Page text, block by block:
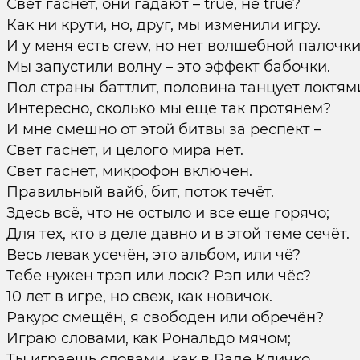
Свет гаснет, они гадают – true, не true?
Как ни крути, но, друг, мы изменили игру.
И у меня есть crew, но нет волшебной
Мы запустили волну – это эффект бабочки.
Пол страны баттлит, половина танцует
Интересно, сколько мы еще так протянем?
И мне смешно от этой битвы за респект –
Свет гаснет, и целого мира нет.
Свет гаснет, микрофон включен.
Правильный вайб, бит, поток течёт.
Здесь всё, что не остыло и все еще горячо;
Для тех, кто в деле давно и в этой теме сечёт.
Весь левак усечён, это альбом, или чё?
Тебе нужен трэп или лоск? Рэп или чёс?
10 лет в игре, но свеж, как новичок.
Ракурс смещён, я свободен или обречён?
Играю словами, как Рональдо мячом;